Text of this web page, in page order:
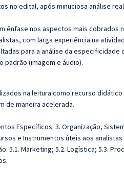
no edital, após minuciosa análise
ênfase nos aspectos mais cobrados
com larga experiência na
para a análise da especificidade
padrão (imagem e áudio).
na leitura como recurso
de maneira acelerada.
Específicos: 3. Organização,
e Instrumentos úteis aos
5.1. Marketing; 5.2. Logística; 5.3.